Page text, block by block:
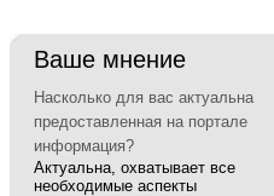
Ваше мнение
Насколько для вас актуальна
предоставленная на портале
информация?
Актуальна, охватывает все
необходимые аспекты